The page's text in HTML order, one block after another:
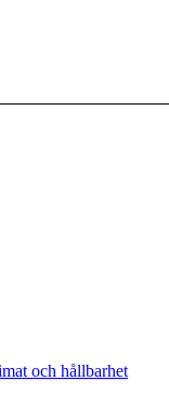
och hållbarhet